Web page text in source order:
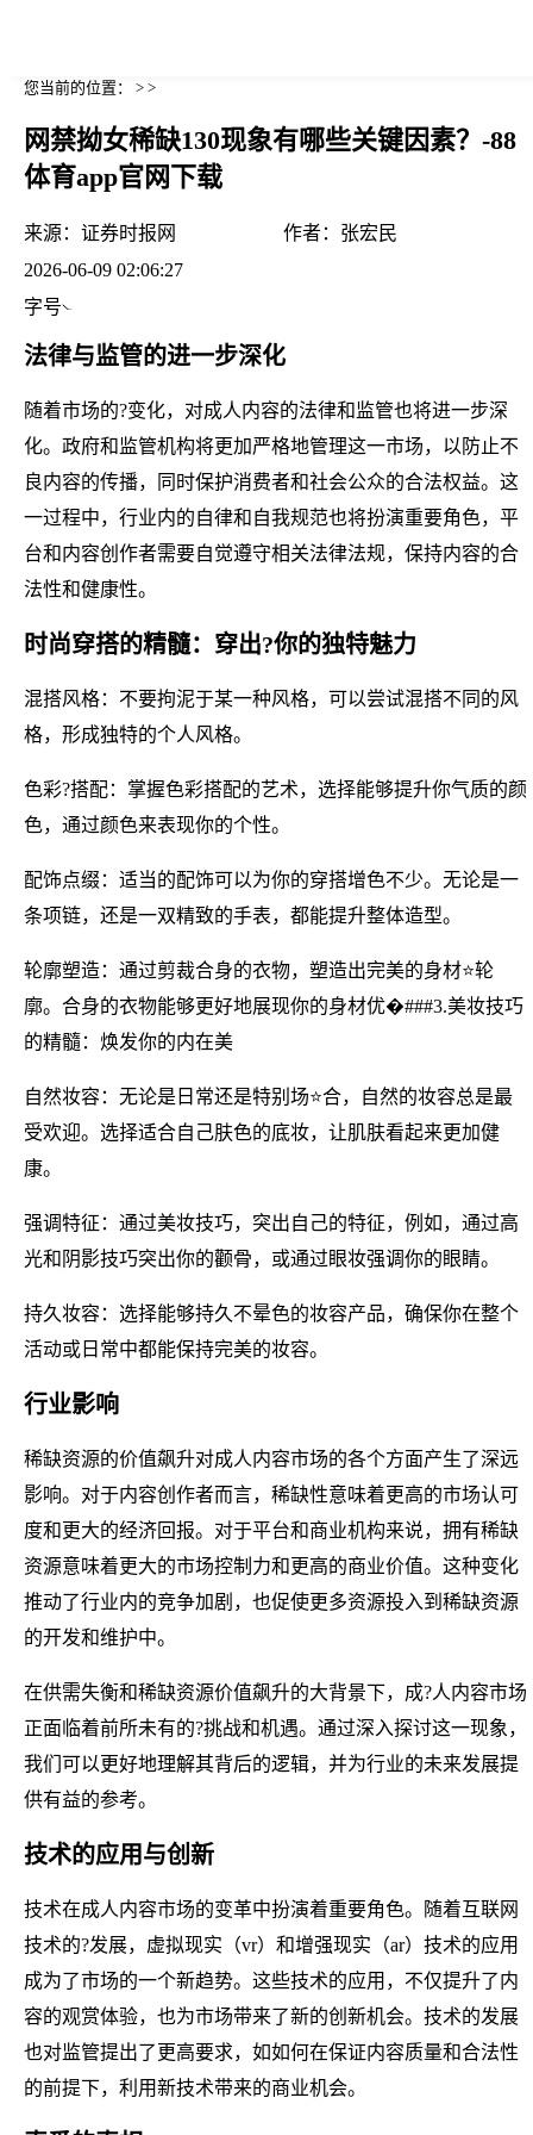
您当前的位置： > >
网禁拗女稀缺130现象有哪些关键因素？-88
体育app官网下载
来源： 证券时报网 作者： 张宏民
2026-06-09 02:06:27
字号
法律与监管的进一步深化
随着市场的?变化，对成人内容的法律和监管也将进一步深
化。政府和监管机构将更加严格地管理这一市场，以防止不
良内容的传播，同时保护消费者和社会公众的合法权益。这
一过程中，行业内的自律和自我规范也将扮演重要角色，平
台和内容创作者需要自觉遵守相关法律法规，保持内容的合
法性和健康性。
时尚穿搭的精髓：穿出?你的独特魅力
混搭风格：不要拘泥于某一种风格，可以尝试混搭不同的风
格，形成独特的个人风格。
色彩?搭配：掌握色彩搭配的艺术，选择能够提升你气质的颜
色，通过颜色来表现你的个性。
配饰点缀：适当的配饰可以为你的穿搭增色不少。无论是一
条项链，还是一双精致的手表，都能提升整体造型。
轮廓塑造：通过剪裁合身的衣物，塑造出完美的身材⭐轮
廓。合身的衣物能够更好地展现你的身材优�###3.美妆技巧
的精髓：焕发你的内在美
自然妆容：无论是日常还是特别场⭐合，自然的妆容总是最
受欢迎。选择适合自己肤色的底妆，让肌肤看起来更加健
康。
强调特征：通过美妆技巧，突出自己的特征，例如，通过高
光和阴影技巧突出你的颧骨，或通过眼妆强调你的眼睛。
持久妆容：选择能够持久不晕色的妆容产品，确保你在整个
活动或日常中都能保持完美的妆容。
行业影响
稀缺资源的价值飙升对成人内容市场的各个方面产生了深远
影响。对于内容创作者而言，稀缺性意味着更高的市场认可
度和更大的经济回报。对于平台和商业机构来说，拥有稀缺
资源意味着更大的市场控制力和更高的商业价值。这种变化
推动了行业内的竞争加剧，也促使更多资源投入到稀缺资源
的开发和维护中。
在供需失衡和稀缺资源价值飙升的大背景下，成?人内容市场
正面临着前所未有的?挑战和机遇。通过深入探讨这一现象，
我们可以更好地理解其背后的逻辑，并为行业的未来发展提
供有益的参考。
技术的应用与创新
技术在成人内容市场的变革中扮演着重要角色。随着互联网
技术的?发展，虚拟现实（vr）和增强现实（ar）技术的应用
成为了市场的一个新趋势。这些技术的应用，不仅提升了内
容的观赏体验，也为市场带来了新的创新机会。技术的发展
也对监管提出了更高要求，如如何在保证内容质量和合法性
的前提下，利用新技术带来的商业机会。